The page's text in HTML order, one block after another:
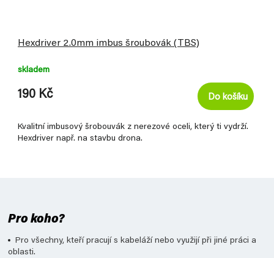
Hexdriver 2.0mm imbus šroubovák (TBS)
skladem
190 Kč Do košíku
Kvalitní imbusový šrobouvák z nerezové oceli, který ti vydrží.
Hexdriver např. na stavbu drona.
Pro koho?
Pro všechny, kteří pracují s kabeláží nebo využijí při jiné práci a
oblasti.